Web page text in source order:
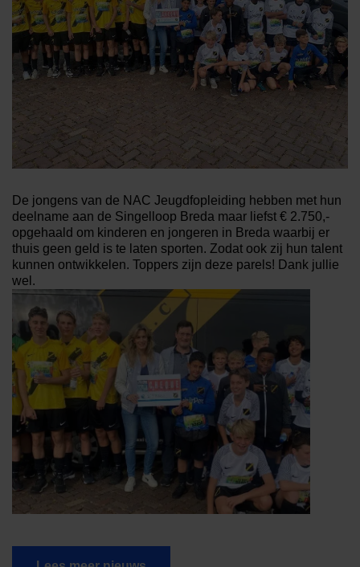
De jongens van de NAC Jeugdfopleiding hebben met hun
deelname aan de Singelloop Breda maar liefst € 2.750,-
opgehaald om kinderen en jongeren in Breda waarbij er
thuis geen geld is te laten sporten. Zodat ook zij hun talent
kunnen ontwikkelen. Toppers zijn deze parels! Dank jullie
wel.